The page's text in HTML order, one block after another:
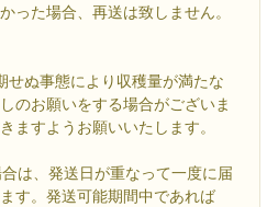
った場合、再送は致しません。
せぬ事態により収穫量が満たな
のお願いをする場合がございま
ますようお願いいたします。
は、発送日が重なって一度に届
す。発送可能期間中であれば